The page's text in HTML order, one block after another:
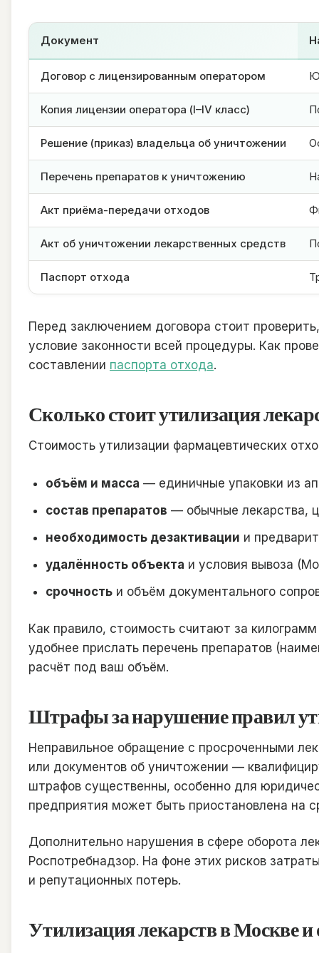
Документ
Договор с лицензированным оператором
Копия лицензии оператора (I–IV класс)
Решение (приказ) владельца об уничтожении
Перечень препаратов к уничтожению
Акт приёма-передачи отходов
Акт об уничтожении лекарственных средств
Паспорт отхода
Перед заключением договора стоит
условие законности всей процедуры. Как
составлении паспорта отхода.
Сколько стоит утилизация
Стоимость утилизации фармацевтических
объём и масса — единичные упаковки из
состав препаратов — обычные лекарства,
необходимость дезактивации и
удалённость объекта и условия вывоза
срочность и объём документального
Как правило, стоимость считают за
удобнее прислать перечень препаратов
расчёт под ваш объём.
Штрафы за нарушение правил
Неправильное обращение с просроченными
или документов об уничтожении —
штрафов существенны, особенно для
предприятия может быть приостановлена на
Дополнительно нарушения в сфере оборота
Роспотребнадзор. На фоне этих рисков
и репутационных потерь.
Утилизация лекарств в Москве и